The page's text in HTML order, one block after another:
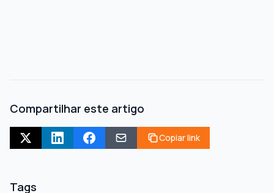
Compartilhar este artigo
Copiar link
Tags